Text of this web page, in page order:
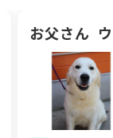
分） 17,000
お父さん